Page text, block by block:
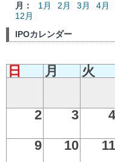
月：
1月 2月 3月 4月
12月
IPOカレンダー
日 月 火
2
3 4
9
10 11